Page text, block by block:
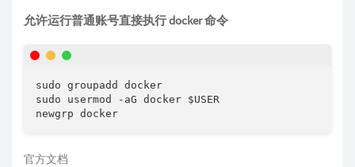
允许运行普通账号直接执行 docker 命令
sudo groupadd docker
sudo usermod -aG docker $USER
newgrp docker
官方文档